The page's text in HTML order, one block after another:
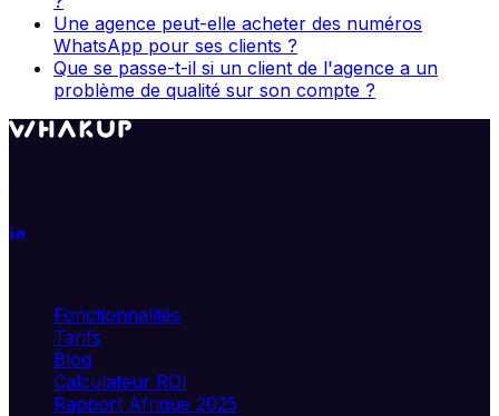
Une agence peut-elle acheter des numéros
WhatsApp pour ses clients ?
Que se passe-t-il si un client de l'agence a un
problème de qualité sur son compte ?
Fonctionnalités
Tarifs
Blog
Calculateur ROI
Rapport Afrique 2025